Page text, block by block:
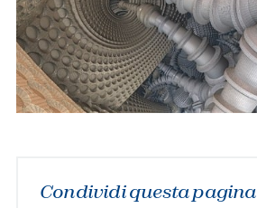
Condividi questa pagina